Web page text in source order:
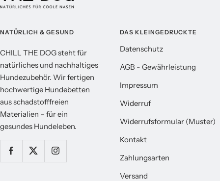
NATÜRLICH & GESUND
CHILL THE DOG steht für
natürliches und nachhaltiges
Hundezubehör. Wir fertigen
hochwertige Hundebetten
aus schadstofffreien
Materialien – für ein
gesundes Hundeleben.
DAS KLEINGEDRUCKTE
Datenschutz
AGB - Gewährleistung
Impressum
Widerruf
Widerrufsformular (Muster)
Kontakt
Zahlungsarten
Versand